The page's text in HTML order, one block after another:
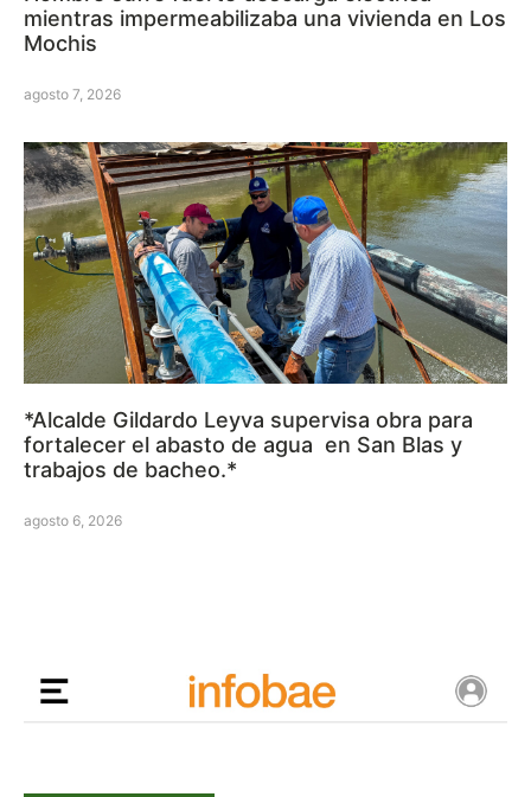
mientras impermeabilizaba una vivienda en Los
Mochis
agosto 7, 2026
*Alcalde Gildardo Leyva supervisa obra para
fortalecer el abasto de agua en San Blas y
trabajos de bacheo.*
agosto 6, 2026